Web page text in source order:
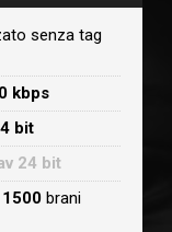
senza tag
kbps
bit
24 bit
1500brani